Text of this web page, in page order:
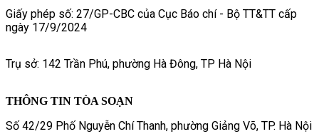
Giấy phép số: 27/GP-CBC của Cục Báo chí - Bộ TT&TT cấp
ngày 17/9/2024
Trụ sở: 142 Trần Phú, phường Hà Đông, TP Hà Nội
THÔNG TIN TÒA SOẠN
Số 42/29 Phố Nguyễn Chí Thanh, phường Giảng Võ, TP. Hà Nội